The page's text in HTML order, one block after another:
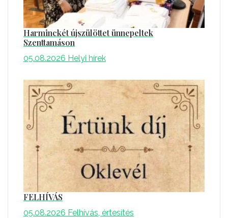
Harminckét újszülöttet ünnepeltek
Szenttamáson
05.08.2026 Helyi hírek
FELHÍVÁS
05.08.2026 Felhívás, értesítés